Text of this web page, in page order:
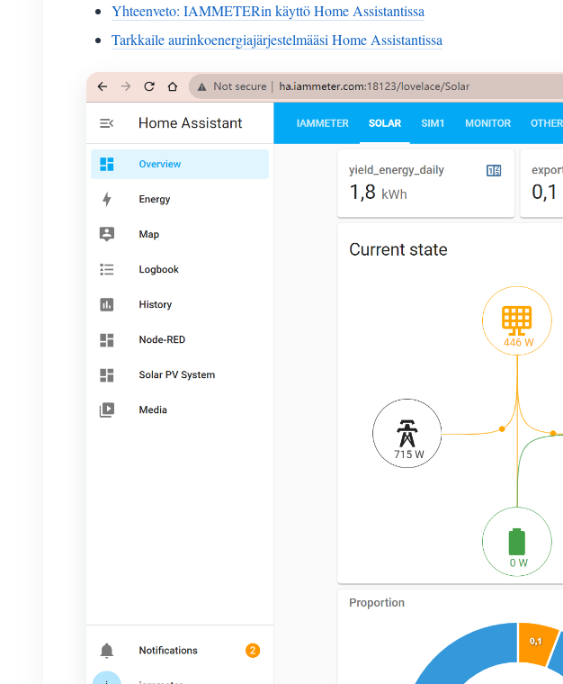
Yhteenveto: IAMMETERin käyttö Home Assistantissa
Tarkkaile aurinkoenergiajärjestelmääsi Home Assistantissa